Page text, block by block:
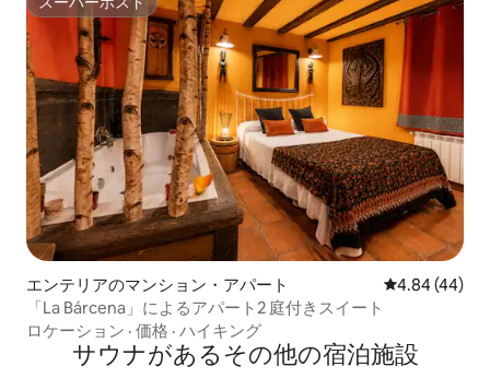
スーパーホスト
エンテリアのマンション・アパート レビュー44
4.84 (44)
「La Bárcena」によるアパート2 庭付きスイート
ロケーション · 価格 · ハイキング
サウナがあるその他の宿泊施設